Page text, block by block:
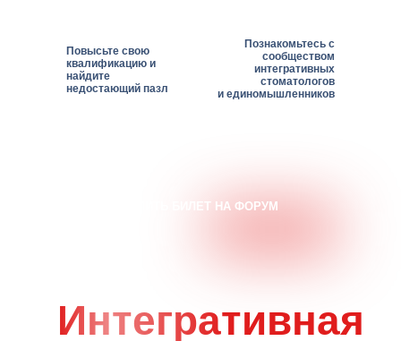
КУПИТЬ БИЛЕТ НА ФОРУМ
Познакомьтесь с
сообществом
интегративных
стоматологов
и единомышленников
Повысьте свою
квалификацию и
найдите
недостающий пазл
Интегративная